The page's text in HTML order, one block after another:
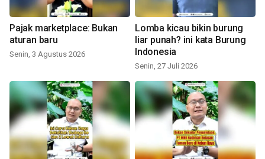
Pajak marketplace: Bukan
aturan baru
Senin, 3 Agustus 2026
Lomba kicau bikin burung
liar punah? ini kata Burung
Indonesia
Senin, 27 Juli 2026